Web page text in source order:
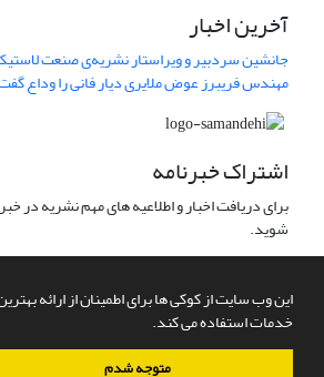
این وب سایت از کوکی ها برای اطمینان از ارائه
خدمات استفاده می کند.
متوجه شدم
آخرین اخبار
جانشین سردبیر و ویراستار نشریه‌ی صنعت
مهندس فریبرز عوض ملایری دیار فانی را وداع
اشتراک خبرنامه
برای دریافت اخبار و اطلاعیه های مهم نشریه در
شوید.